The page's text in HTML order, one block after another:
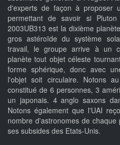
d'experts de façon à proposer
permettant de savoir si
2003UB313 est la dixième
gros astéroïde du système
travail, le groupe arrive à un
planète tout objet céleste
forme sphérique, donc avec
l'objet soit circulaire. Notons
constitué de 6 personnes, 3
un japonais. 4 anglo saxons
Notons également que l'UAI
nombre d'astronomes de
ses subsides des Etats-Unis.